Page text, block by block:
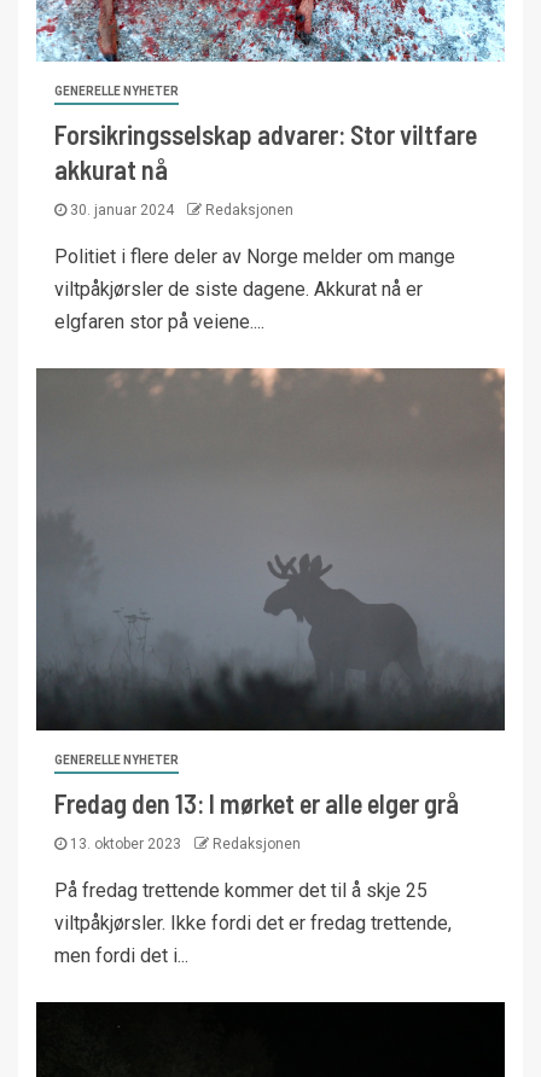
GENERELLE NYHETER
Forsikringsselskap advarer: Stor viltfare
akkurat nå
30. januar 2024 Redaksjonen
Politiet i flere deler av Norge melder om mange
viltpåkjørsler de siste dagene. Akkurat nå er
elgfaren stor på veiene....
GENERELLE NYHETER
Fredag den 13: I mørket er alle elger grå
13. oktober 2023 Redaksjonen
På fredag trettende kommer det til å skje 25
viltpåkjørsler. Ikke fordi det er fredag trettende,
men fordi det i...